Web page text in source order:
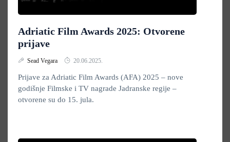
Adriatic Film Awards 2025: Otvorene
prijave
Sead Vegara 20.06.2025.
Prijave za Adriatic Film Awards (AFA) 2025 – nove
godišnje Filmske i TV nagrade Jadranske regije –
otvorene su do 15. jula.